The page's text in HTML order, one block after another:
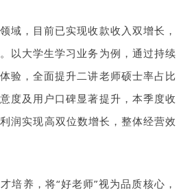
域，目前已实现收款收入双增长，
以大学生学习业务为例，通过持续
验，全面提升二讲老师硕士率占比
度及用户口碑显著提升，本季度收
润实现高双位数增长，整体经营效
培养，将“好老师”视为品质核心，